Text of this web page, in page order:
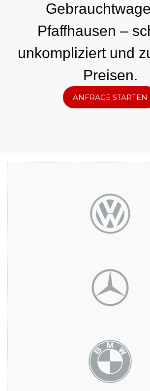
Pfaffhausen –
unkompliziert und
Preisen.
ANFRAGE STARTEN